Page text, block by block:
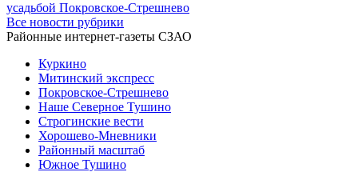
усадьбой Покровское-Стрешнево
Все новости рубрики
Районные интернет-газеты СЗАО
Куркино
Митинский экспресс
Покровское-Стрешнево
Наше Северное Тушино
Строгинские вести
Хорошево-Мневники
Районный масштаб
Южное Тушино